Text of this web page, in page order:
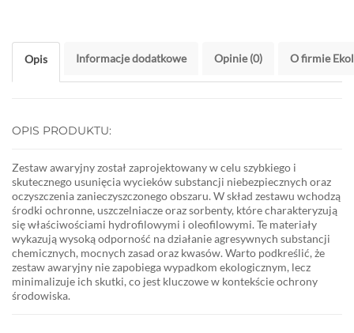
Opis Informacje dodatkowe Opinie (0) O firmie
OPIS PRODUKTU:
Zestaw awaryjny został zaprojektowany w celu szybkiego i
skutecznego usunięcia wycieków substancji niebezpiecznych oraz
oczyszczenia zanieczyszczonego obszaru. W skład zestawu wchodzą
środki ochronne, uszczelniacze oraz sorbenty, które charakteryzują
się właściwościami hydrofilowymi i oleofilowymi. Te materiały
wykazują wysoką odporność na działanie agresywnych substancji
chemicznych, mocnych zasad oraz kwasów. Warto podkreślić, że
zestaw awaryjny nie zapobiega wypadkom ekologicznym, lecz
minimalizuje ich skutki, co jest kluczowe w kontekście ochrony
środowiska.